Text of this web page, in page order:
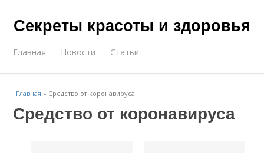
Секреты красоты и здоровья
Главная Новости Статьи
Главная » Средство от коронавируса
Средство от коронавируса